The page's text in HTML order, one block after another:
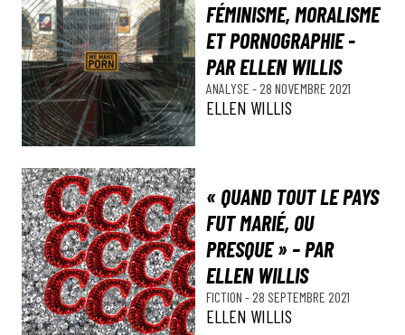
FÉMINISME, MORALISME
ET PORNOGRAPHIE -
PAR ELLEN WILLIS
ANALYSE - 28 NOVEMBRE 2021
ELLEN WILLIS
« QUAND TOUT LE PAYS
FUT MARIÉ, OU
PRESQUE » – PAR
ELLEN WILLIS
FICTION - 28 SEPTEMBRE 2021
ELLEN WILLIS